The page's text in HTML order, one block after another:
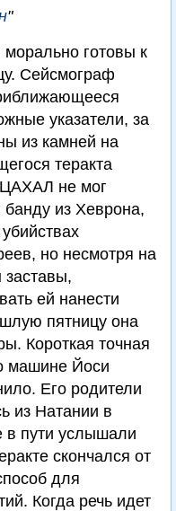
"
готовы к
Сейсмограф
указатели, за
из камней на
теракта
не мог
из Хеврона,
но несмотря на
заставы,
ей нанести
пятницу она
Короткая точная
машине Йоси
Его родители
из Натании в
в пути услышали
скончался от
для
Когда речь идет